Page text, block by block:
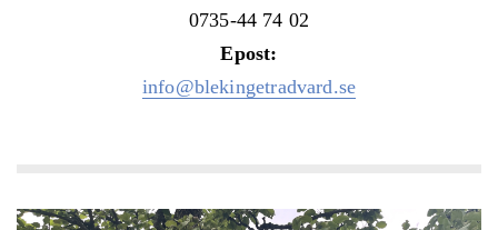
0735-44 74 02
Epost:
info@blekingetradvard.se